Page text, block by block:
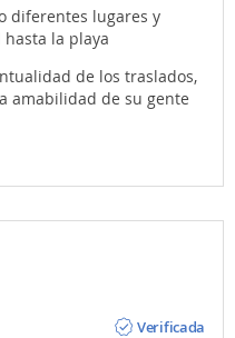
diferentes lugares y
la playa
de los traslados,
amabilidad de su gente
Verificada